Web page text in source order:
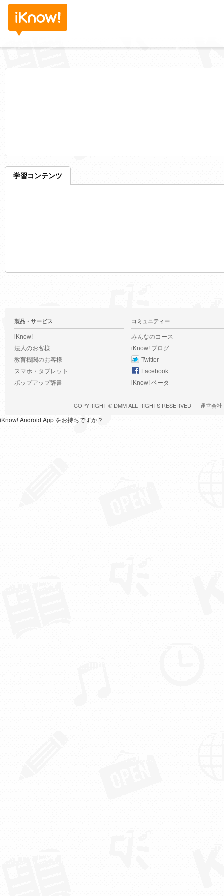
学習コンテンツ
製品・サービス
iKnow!
法人のお客様
教育機関のお客様
スマホ・タブレット
ポップアップ辞書
コミュニティー
みんなのコース
iKnow! ブログ
Twitter
Facebook
iKnow! ベータ
COPYRIGHT © DMMALL RIGHTS RESERVED 運営会社
iKnow! Android App をお持ちですか？